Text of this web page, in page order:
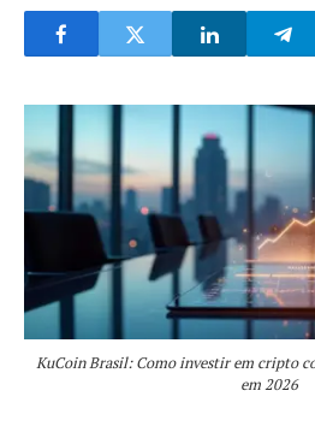
KuCoin Brasil: Como investir em cripto
em 2026